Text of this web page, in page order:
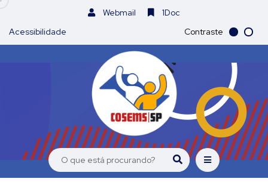
Webmail
1Doc
Acessibilidade
Contraste